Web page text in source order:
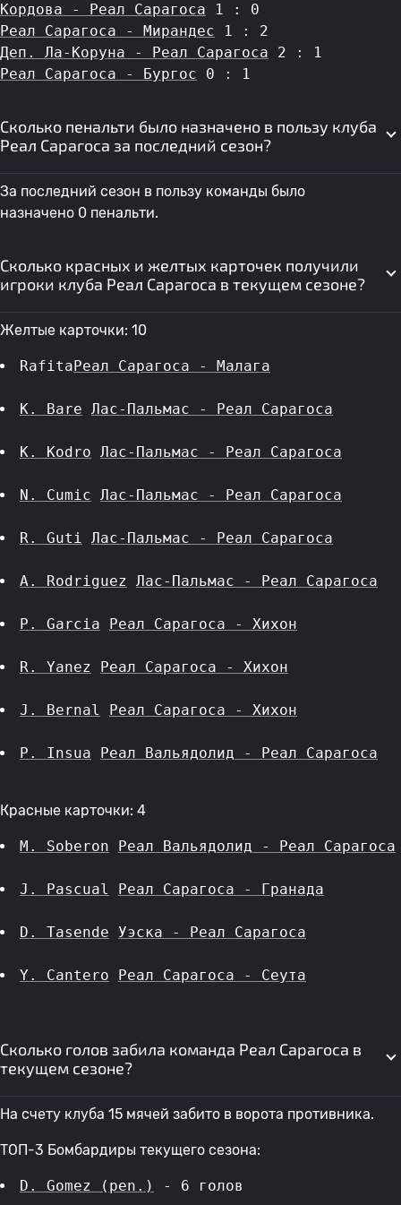
Кордова - Реал Сарагоса 1 : 0
Реал Сарагоса - Мирандес 1 : 2
Деп. Ла-Коруна - Реал Сарагоса 2 : 1
Реал Сарагоса - Бургос 0 : 1
Сколько пенальти было назначено в пользу клуба
Реал Сарагоса за последний сезон?
За последний сезон в пользу команды было
назначено 0 пенальти.
Сколько красных и желтых карточек получили
игроки клуба Реал Сарагоса в текущем сезоне?
Желтые карточки: 10
RafitaРеал Сарагоса - Малага
K. Bare Лас-Пальмас - Реал Сарагоса
K. Kodro Лас-Пальмас - Реал Сарагоса
N. Cumic Лас-Пальмас - Реал Сарагоса
R. Guti Лас-Пальмас - Реал Сарагоса
A. Rodriguez Лас-Пальмас - Реал Сарагоса
P. Garcia Реал Сарагоса - Хихон
R. Yanez Реал Сарагоса - Хихон
J. Bernal Реал Сарагоса - Хихон
P. Insua Реал Вальядолид - Реал Сарагоса
Красные карточки: 4
M. Soberon Реал Вальядолид - Реал Сарагоса
J. Pascual Реал Сарагоса - Гранада
D. Tasende Уэска - Реал Сарагоса
Y. Cantero Реал Сарагоса - Сеута
Сколько голов забила команда Реал Сарагоса в
текущем сезоне?
На счету клуба 15 мячей забито в ворота противника.
ТОП-3 Бомбардиры текущего сезона:
D. Gomez (pen.) - 6 голов